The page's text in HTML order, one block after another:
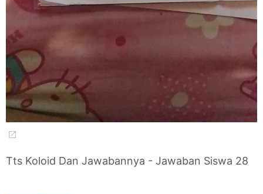
Tts Koloid Dan Jawabannya - Jawaban Siswa 28